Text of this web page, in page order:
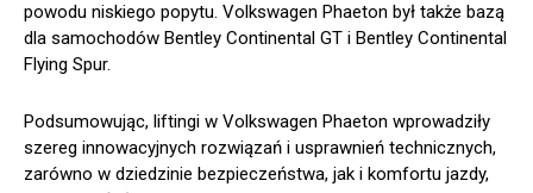
powodu niskiego popytu. Volkswagen Phaeton był także bazą
dla samochodów Bentley Continental GT i Bentley Continental
Flying Spur.
Podsumowując, liftingi w Volkswagen Phaeton wprowadziły
szereg innowacyjnych rozwiązań i usprawnień technicznych,
zarówno w dziedzinie bezpieczeństwa, jak i komfortu jazdy,